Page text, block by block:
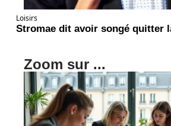
Loisirs
Stromae dit avoir songé quitter
Zoom sur ...